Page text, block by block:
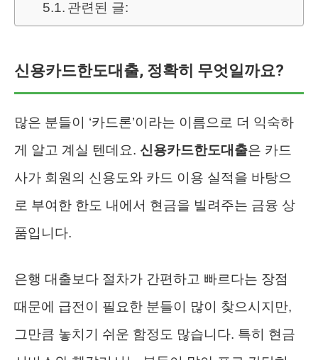
관련된 글:
신용카드한도대출, 정확히 무엇일까요?
많은 분들이 ‘카드론’이라는 이름으로 더 익숙하
게 알고 계실 텐데요. 신용카드한도대출은 카드
사가 회원의 신용도와 카드 이용 실적을 바탕으
로 부여한 한도 내에서 현금을 빌려주는 금융 상
품입니다.
은행 대출보다 절차가 간편하고 빠르다는 장점
때문에 급전이 필요한 분들이 많이 찾으시지만,
그만큼 놓치기 쉬운 함정도 많습니다. 특히 현금